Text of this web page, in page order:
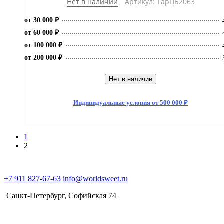
Нет в наличии Артикул: ТарЦБ2063
от 30 000 ₽
от 60 000 ₽
от 100 000 ₽
от 200 000 ₽
Нет в наличии
Индивидуальные условия от 500 000 ₽
1
2
+7 911 827-67-63 info@worldsweet.ru
Санкт-Петербург​, Софийская 74